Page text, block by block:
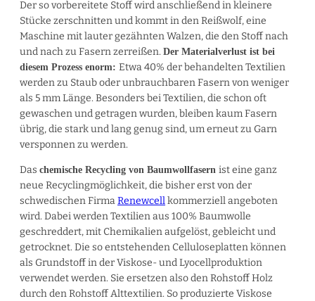
Der so vorbereitete Stoff wird anschließend in kleinere
Stücke zerschnitten und kommt in den Reißwolf, eine
Maschine mit lauter gezähnten Walzen, die den Stoff nach
und nach zu Fasern zerreißen. Der Materialverlust ist bei
diesem Prozess enorm: Etwa 40% der behandelten Textilien
werden zu Staub oder unbrauchbaren Fasern von weniger
als 5 mm Länge. Besonders bei Textilien, die schon oft
gewaschen und getragen wurden, bleiben kaum Fasern
übrig, die stark und lang genug sind, um erneut zu Garn
versponnen zu werden.
Das chemische Recycling von Baumwollfasern ist eine ganz
neue Recyclingmöglichkeit, die bisher erst von der
schwedischen FirmaRenewcellkommerziell angeboten
wird. Dabei werden Textilien aus 100% Baumwolle
geschreddert, mit Chemikalien aufgelöst, gebleicht und
getrocknet. Die so entstehenden Celluloseplatten können
als Grundstoff in der Viskose- und Lyocellproduktion
verwendet werden. Sie ersetzen also den Rohstoff Holz
durch den Rohstoff Alttextilien. So produzierte Viskose